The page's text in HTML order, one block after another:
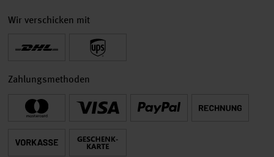
Wir verschicken mit
Zahlungsmethoden